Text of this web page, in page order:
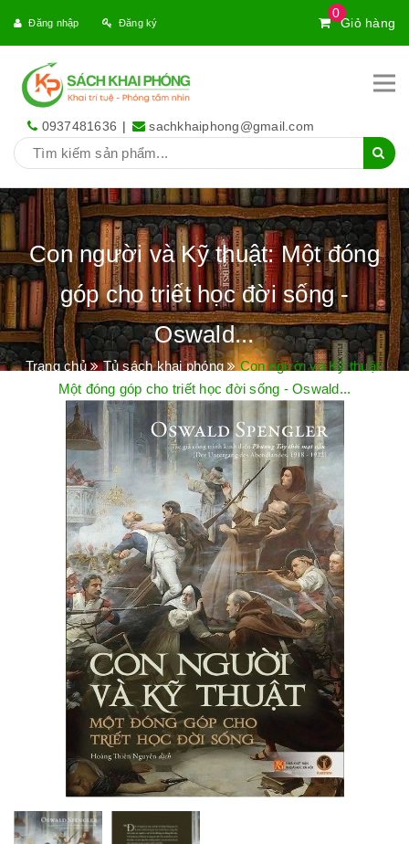
0
Giỏ hàng
Đăng nhập Đăng ký
0937481636 | sachkhaiphong@gmail.com
Con người và Kỹ thuật: Một đóng
góp cho triết học đời sống -
Oswald...
Trang chủ Tủ sách khai phóng
Con người và Kỹ thuật:
Một đóng góp cho triết học đời sống - Oswald...